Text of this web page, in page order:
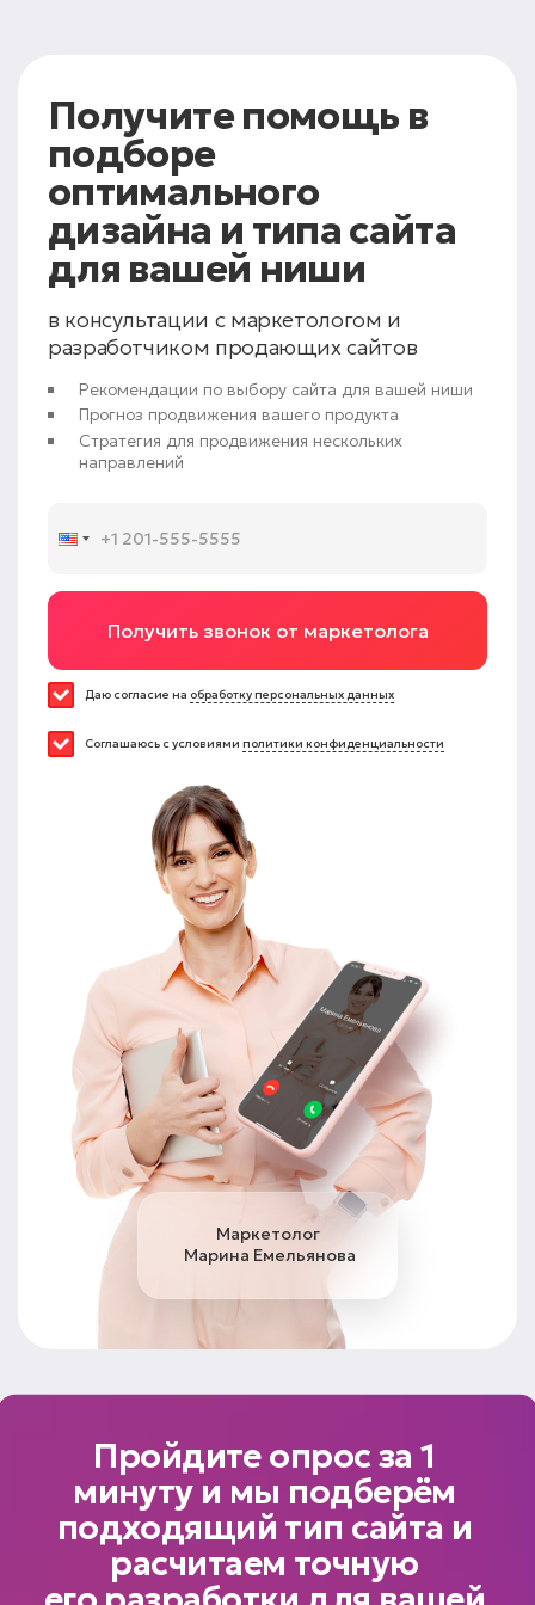
Получите помощь в
подборе
оптимального
дизайна и типа сайта
для вашей ниши
в консультации с маркетологом и
разработчиком продающих сайтов
Рекомендации по выбору сайта для вашей ниши
Прогноз продвижения вашего продукта
Стратегия для продвижения нескольких
направлений
Получить звонок от маркетолога
Даю согласие на обработку персональных данных
Соглашаюсь с условиями политики конфиденциальности
Маркетолог
Марина Емельянова
Пройдите опрос за 1
минуту и мы подберём
подходящий тип сайта и
расчитаем точную